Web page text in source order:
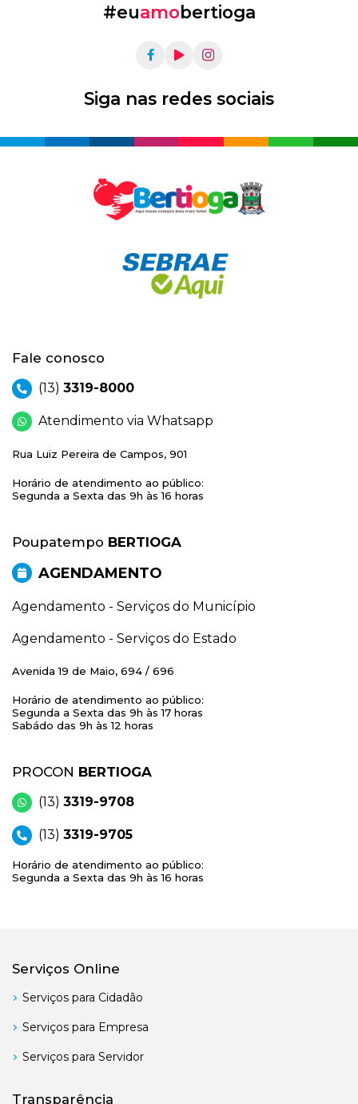
#euamobertioga
Siga nas redes sociais
Fale conosco
(13) 3319-8000
Atendimento via Whatsapp
Rua Luiz Pereira de Campos, 901
Horário de atendimento ao público:
Segunda a Sexta das 9h às 16 horas
Poupatempo BERTIOGA
AGENDAMENTO
Agendamento - Serviços do Município
Agendamento - Serviços do Estado
Avenida 19 de Maio, 694 / 696
Horário de atendimento ao público:
Segunda a Sexta das 9h às 17 horas
Sabádo das 9h às 12 horas
PROCON BERTIOGA
(13) 3319-9708
(13) 3319-9705
Horário de atendimento ao público:
Segunda a Sexta das 9h às 16 horas
Serviços Online
Serviços para Cidadão
Serviços para Empresa
Serviços para Servidor
Transparência